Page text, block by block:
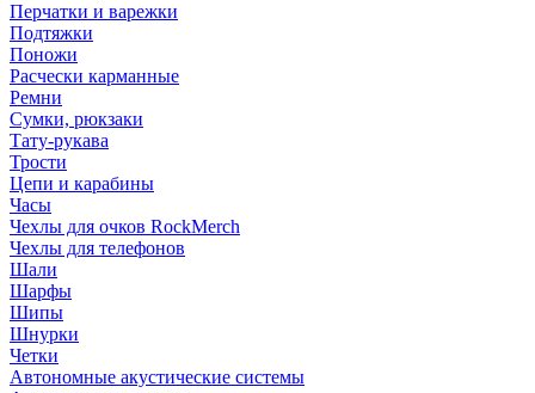
Перчатки и варежки
Подтяжки
Поножи
Расчески карманные
Ремни
Сумки, рюкзаки
Тату-рукава
Трости
Цепи и карабины
Часы
Чехлы для очков RockMerch
Чехлы для телефонов
Шали
Шарфы
Шипы
Шнурки
Четки
Автономные акустические системы